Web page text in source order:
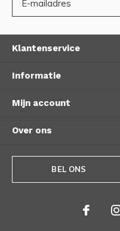
Klantenservice
Informatie
Mijn account
Over ons
BEL ONS